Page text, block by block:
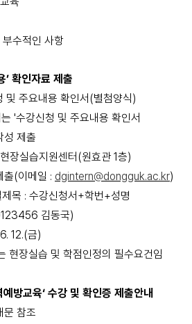
수적인 사항
’ 확인자료 제출
및 주요내용 확인서(별첨양식)
'수강신청 및 주요내용 확인서
성 제출
현장실습지원센터(원효관 1층)
출(이메일 : dgintern@dongguk.ac.kr)
목 : 수강신청서+학번+성명
김동국)
12.(금)
현장실습 및 학점인정의 필수요건임
예방교육‘ 수강 및 확인증 제출안내
문 참조